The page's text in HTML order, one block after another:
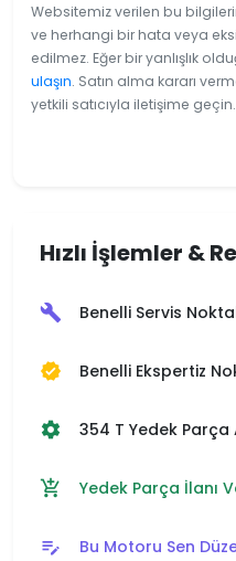
Websitemiz verilen bu
ve herhangi bir hata veya
edilmez. Eğer bir yanlışlık
ulaşın. Satın alma kararı
yetkili satıcıyla iletişime geçin.
Hızlı İşlemler &
build Benelli Servis
verified Benelli Ekspertiz
settings 354 T Yedek Parça
add_shopping_cart Yedek Parça İlanı
edit_note Bu Motoru Sen